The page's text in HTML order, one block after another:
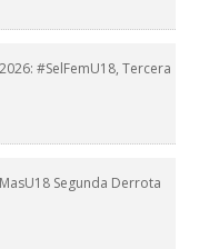
#SelFemU18, Tercera
Segunda Derrota